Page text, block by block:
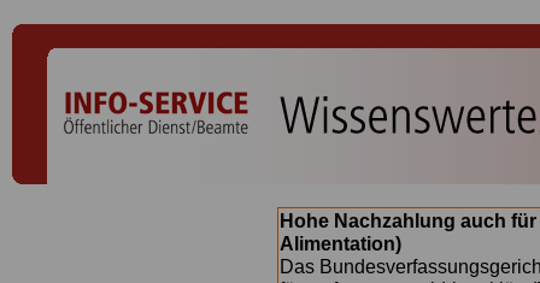
Hohe Nachzahlung auch
Alimentation)
Das